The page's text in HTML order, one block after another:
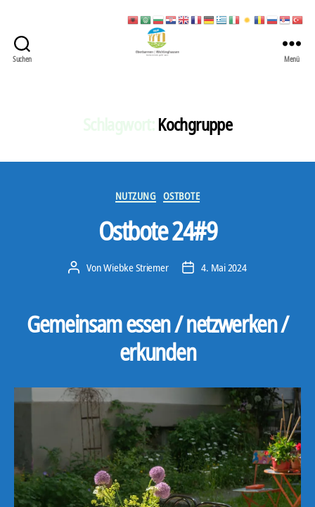
Suchen
Stadt
Menü
Kochgruppe
Kategorien
NUTZUNG OSTBOTE
Ostbote 24#9
Beitragsautor
VonWiebke Striemer Veröffentlichungsdatum
4. Mai 2024
Gemeinsam essen / netzwerken /
erkunden